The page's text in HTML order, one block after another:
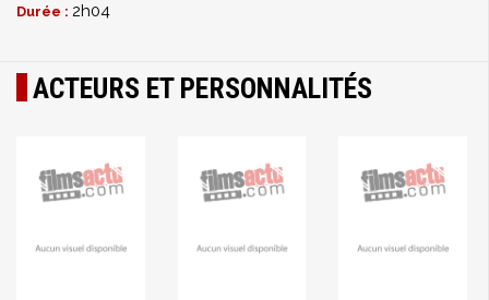
Durée : 2h04
ACTEURS ET PERSONNALITÉS